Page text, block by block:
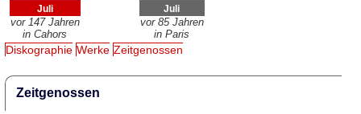
Juli
vor 147 Jahren
in Cahors
Juli
vor 85 Jahren
in Paris
Diskographie Werke Zeitgenossen
Zeitgenossen